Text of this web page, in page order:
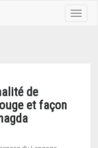
Toggle
de
et façon